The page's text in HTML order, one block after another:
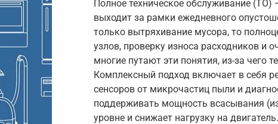
Полное техническое обслуживание (ТО)
выходит за рамки ежедневного
только вытряхивание мусора, то
узлов, проверку износа расходников и
многие путают эти понятия, из-за чего
Комплексный подход включает в себя
сенсоров от микрочастиц пыли и
поддерживать мощность всасывания
уровне и снижает нагрузку на двигатель.